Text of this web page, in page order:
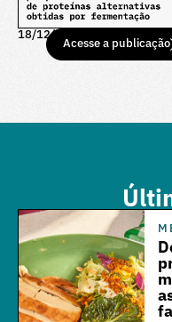
18/12/25
Acesse a publicação